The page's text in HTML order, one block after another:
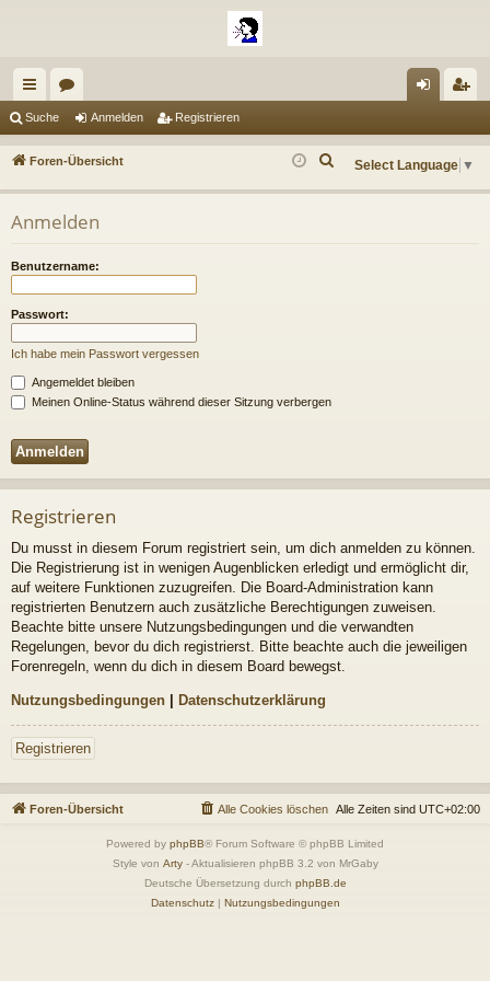
ch
ne
ug
en m ist
Suche Anmelden Registrieren
Foren-Übersicht Select Language ▼
Anmelden
Benutzername:
Passwort:
Ich habe mein Passwort vergessen
Angemeldet bleiben
Meinen Online-Status während dieser Sitzung verbergen
Registrieren
Du musst in diesem Forum registriert sein, um dich anmelden zu können.
Die Registrierung ist in wenigen Augenblicken erledigt und ermöglicht dir,
auf weitere Funktionen zuzugreifen. Die Board-Administration kann
registrierten Benutzern auch zusätzliche Berechtigungen zuweisen.
Beachte bitte unsere Nutzungsbedingungen und die verwandten
Regelungen, bevor du dich registrierst. Bitte beachte auch die jeweiligen
Forenregeln, wenn du dich in diesem Board bewegst.
Nutzungsbedingungen | Datenschutzerklärung
Registrieren
Foren-Übersicht Alle Zeiten sind UTC+02:00
Alle Cookies löschen
Powered by phpBB® Forum Software © phpBB Limited
Style von Arty- Aktualisieren phpBB 3.2 von MrGaby
Deutsche Übersetzung durch phpBB.de
Datenschutz| Nutzungsbedingungen